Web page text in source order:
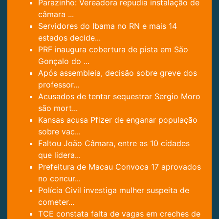
Parazinho: Vereadora repudia instalação de
câmara ...
Servidores do Ibama no RN e mais 14
estados decide...
PRF inaugura cobertura de pista em São
Gonçalo do ...
Após assembleia, decisão sobre greve dos
professor...
Acusados de tentar sequestrar Sergio Moro
são mort...
Kansas acusa Pfizer de enganar população
sobre vac...
Faltou João Câmara, entre as 10 cidades
que lidera...
Prefeitura de Macau Convoca 17 aprovados
no concur...
Polícia Civil investiga mulher suspeita de
cometer...
TCE constata falta de vagas em creches de